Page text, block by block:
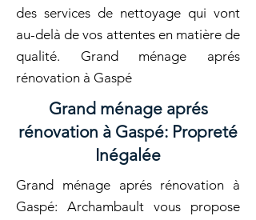
des services de nettoyage qui vont
au-delà de vos attentes en matière de
qualité. Grand ménage aprés
rénovation à Gaspé
Grand ménage aprés
rénovation à Gaspé: Propreté
Inégalée
Grand ménage aprés rénovation à
Gaspé: Archambault vous propose